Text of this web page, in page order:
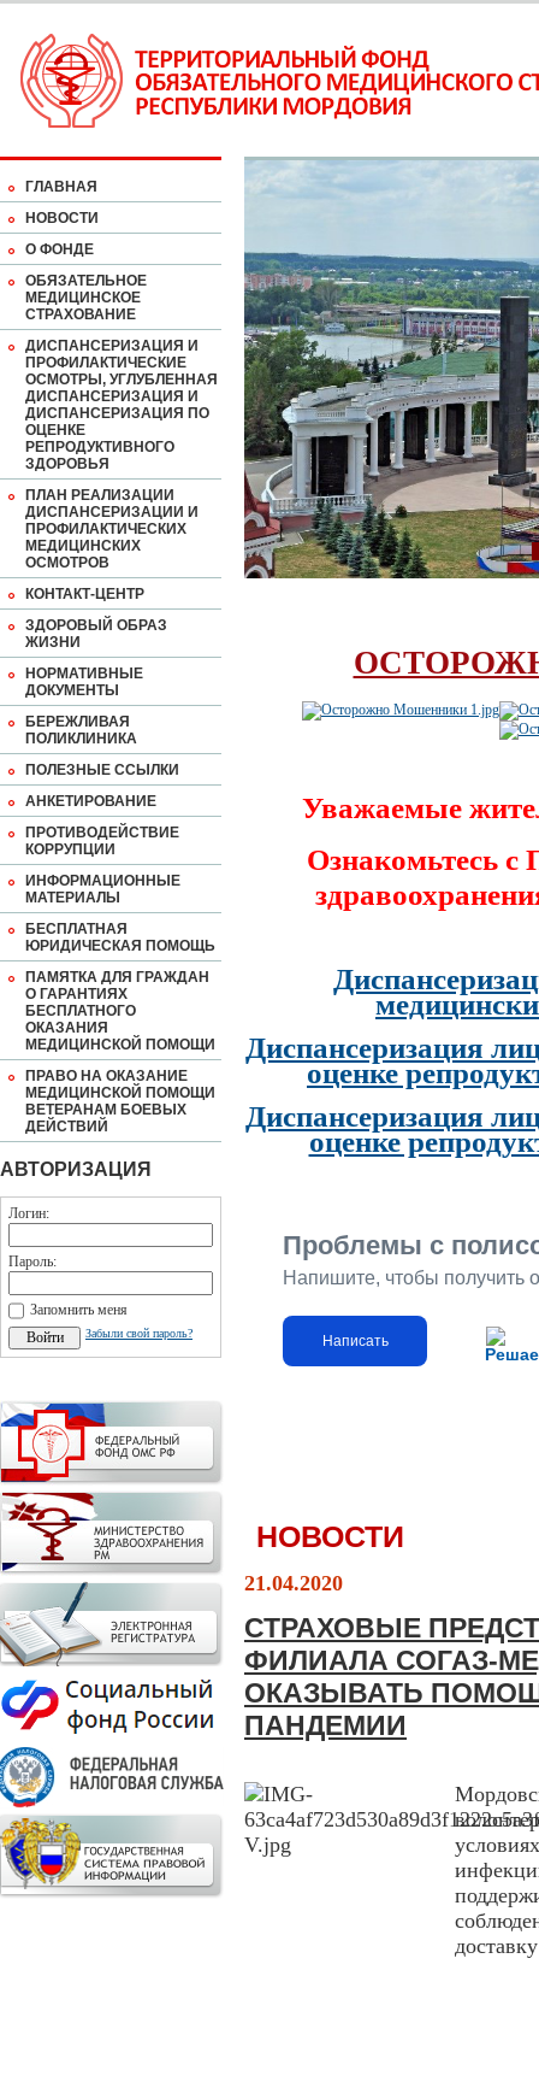
ГЛАВНАЯ
НОВОСТИ
О ФОНДЕ
ОБЯЗАТЕЛЬНОЕ
МЕДИЦИНСКОЕ
СТРАХОВАНИЕ
ДИСПАНСЕРИЗАЦИЯ И
ПРОФИЛАКТИЧЕСКИЕ
ОСМОТРЫ, УГЛУБЛЕННАЯ
ДИСПАНСЕРИЗАЦИЯ И
ДИСПАНСЕРИЗАЦИЯ ПО
ОЦЕНКЕ
РЕПРОДУКТИВНОГО
ЗДОРОВЬЯ
ПЛАН РЕАЛИЗАЦИИ
ДИСПАНСЕРИЗАЦИИ И
ПРОФИЛАКТИЧЕСКИХ
МЕДИЦИНСКИХ
ОСМОТРОВ
КОНТАКТ-ЦЕНТР
ЗДОРОВЫЙ ОБРАЗ
ЖИЗНИ
НОРМАТИВНЫЕ
ДОКУМЕНТЫ
БЕРЕЖЛИВАЯ
ПОЛИКЛИНИКА
ПОЛЕЗНЫЕ ССЫЛКИ
АНКЕТИРОВАНИЕ
ПРОТИВОДЕЙСТВИЕ
КОРРУПЦИИ
ИНФОРМАЦИОННЫЕ
МАТЕРИАЛЫ
БЕСПЛАТНАЯ
ЮРИДИЧЕСКАЯ ПОМОЩЬ
ПАМЯТКА ДЛЯ ГРАЖДАН
О ГАРАНТИЯХ
БЕСПЛАТНОГО
ОКАЗАНИЯ
МЕДИЦИНСКОЙ ПОМОЩИ
ПРАВО НА ОКАЗАНИЕ
МЕДИЦИНСКОЙ ПОМОЩИ
ВЕТЕРАНАМ БОЕВЫХ
ДЕЙСТВИЙ
АВТОРИЗАЦИЯ
Логин:
Пароль:
Запомнить меня
Забыли свой пароль?
Уважаемые
Ознакомьтесь
Диспансеризация
оценке
Диспансеризация
оценке
Проблемы с
Напишите, чтобы получить
Написать
НОВОСТИ
21.04.2020
СТРАХОВЫЕ
ФИЛИАЛА СОГАЗ-
ОКАЗЫВАТЬ
ПАНДЕМИИ